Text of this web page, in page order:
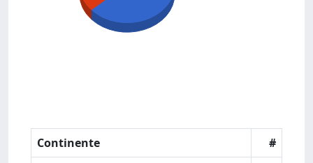
Continente
#